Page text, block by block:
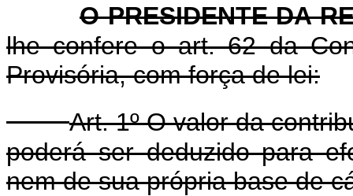
O PRESIDENTE DA
lhe confere o art. 62 da
Provisória, com força de lei:
Art. 1º O valor da
poderá ser deduzido para
nem de sua própria base de